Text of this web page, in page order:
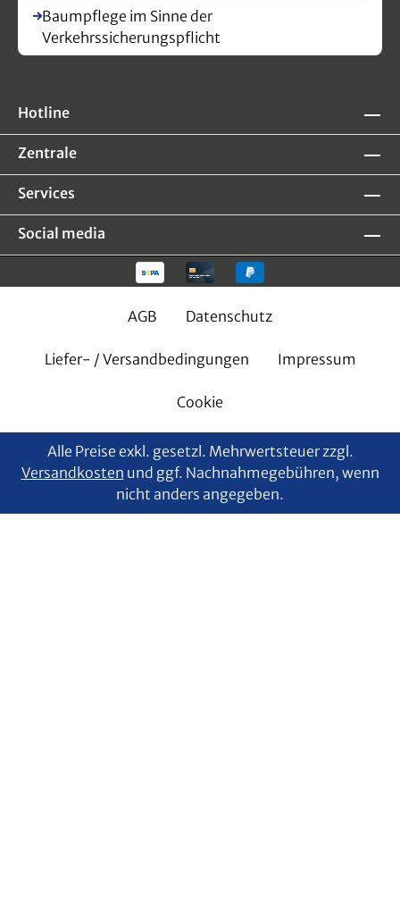
Baumpflege im Sinne der
Verkehrssicherungspflicht
Hotline
Zentrale
Services
Social media
AGB Datenschutz
Liefer- / Versandbedingungen Impressum
Cookie
Alle Preise exkl. gesetzl. Mehrwertsteuer zzgl.
Versandkosten und ggf. Nachnahmegebühren, wenn
nicht anders angegeben.